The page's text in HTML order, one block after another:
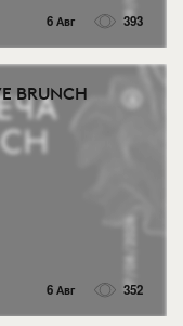
6 Авг 393
BRUNCH
6 Авг 352